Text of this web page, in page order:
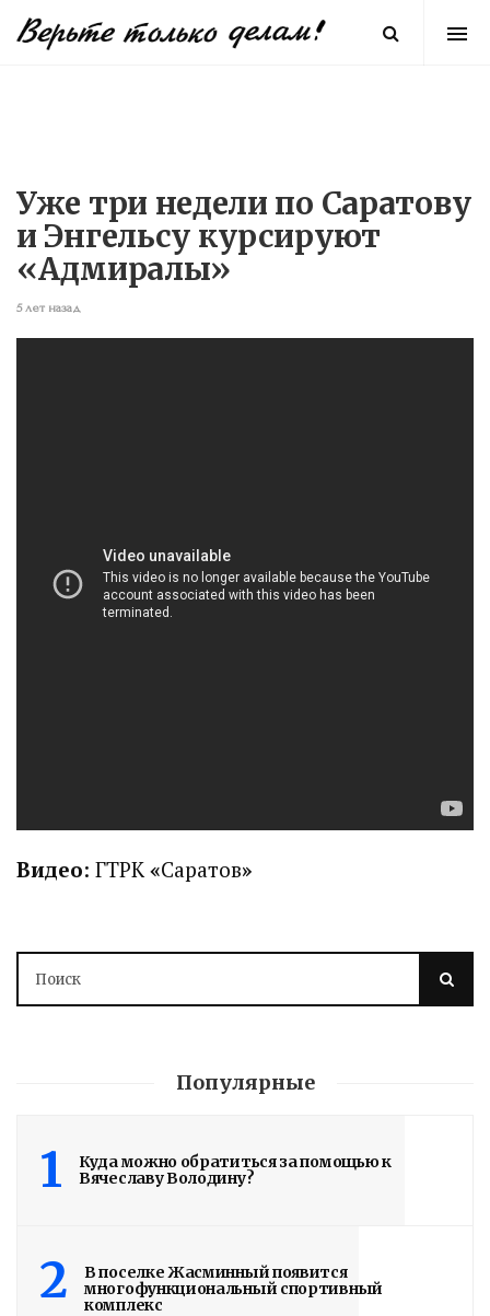
Уже три недели по Саратову
и Энгельсу курсируют
«Адмиралы»
5 лет назад
Видео: ГТРК «Саратов»
Популярные
1
Куда можно обратиться за помощью к
Вячеславу Володину?
2
В поселке Жасминный появится
многофункциональный спортивный
комплекс